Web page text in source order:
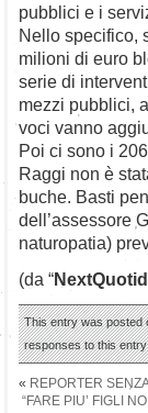
pubblici e i
Nello specifico,
milioni di euro
serie di
mezzi pubblici,
voci vanno
Poi ci sono i
Raggi non è
buche. Basti
dell’assessore
naturopatia)
(da “
This entry was posted
responses to this
« REPORTER
“FARE PIU’ FIGLI